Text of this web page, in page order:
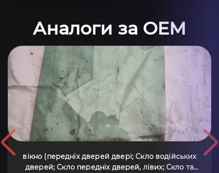
Аналоги за OEM
вікно (передніх дверей двері; Скло водійських
дверей; Скло передніх дверей, лівих; Скло та